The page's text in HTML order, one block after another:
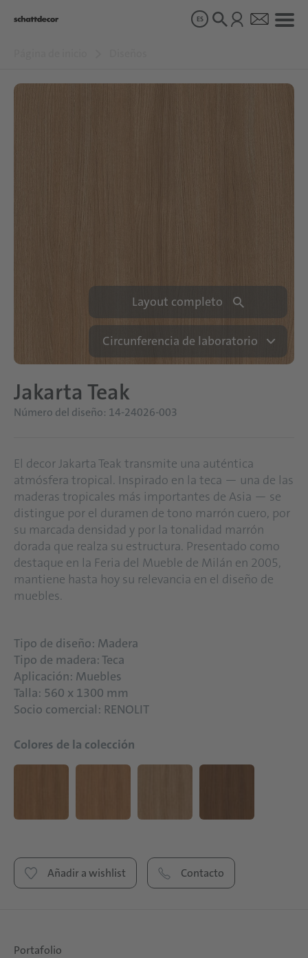
ES
Layout completo
Circunferencia de laboratorio
Jakarta Teak
Número del diseño: 14-24026-003
El decor Jakarta Teak transmite una auténtica
atmósfera tropical. Inspirado en la teca — una de las
maderas tropicales más importantes de Asia — se
distingue por el duramen de tono marrón cuero, por
su marcada densidad y por la tonalidad marrón
dorada que realza su estructura. Presentado como
destaque en la Feria del Mueble de Milán en 2005,
mantiene hasta hoy su relevancia en el diseño de
muebles.
Tipo de diseño: Madera
Tipo de madera: Teca
Aplicación: Muebles
Talla: 560 x 1300 mm
Socio comercial: RENOLIT
Colores de la colección
Añadir a wishlist Contacto
Portafolio